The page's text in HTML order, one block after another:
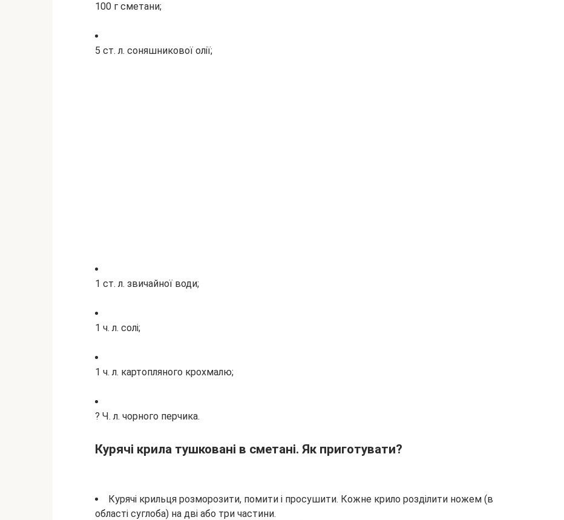
100 г сметани;
5 ст. л. соняшникової олії;
1 ст. л. звичайної води;
1 ч. л. солі;
1 ч. л. картопляного крохмалю;
? Ч. л. чорного перчика.
Курячі крила тушковані в сметані. Як приготувати?
Курячі крильця розморозити, помити і просушити. Кожне крило розділити ножем (в
області суглоба) на дві або три частини.